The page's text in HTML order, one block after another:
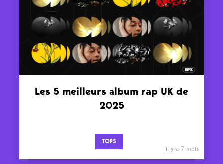
Les 5 meilleurs album rap UK de
2025
TOPS
il y a 7 mois